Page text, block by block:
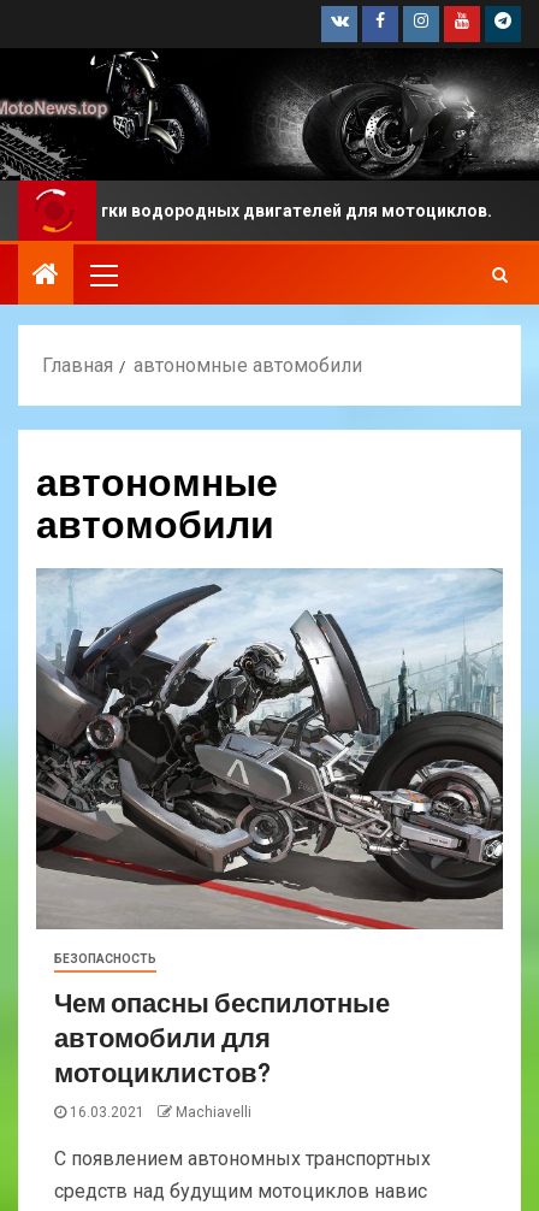
водородных двигателей для мотоциклов.
Главная автономные автомобили
автономные
автомобили
БЕЗОПАСНОСТЬ
Чем опасны беспилотные
автомобили для
мотоциклистов?
16.03.2021 Machiavelli
С появлением автономных транспортных
средств над будущим мотоциклов навис